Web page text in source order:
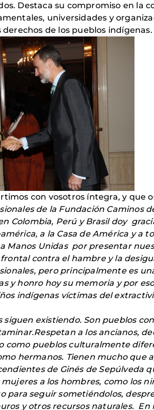
Destaca su compromiso en la
universidades y
de los pueblos indígenas.
con vosotros íntegra, y que
de la Fundación Caminos
Colombia, Perú y Brasil doy
a la Casa de América y a
Manos Unidas por presentar
contra el hambre y la
pero principalmente es
y honro hoy su memoria y por
indígenas víctimas del
siguen existiendo. Son pueblos
a los ancianos,
pueblos culturalmente
hermanos. Tienen mucho que
de Ginés de Sepúlveda
a los hombres, como los
seguir sometiéndolos,
y otros recursos naturales.